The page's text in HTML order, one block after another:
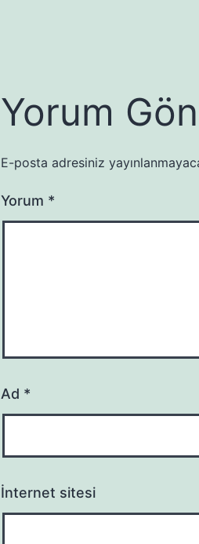
Yorum
E-posta adresiniz
Yorum *
Ad *
İnternet sitesi